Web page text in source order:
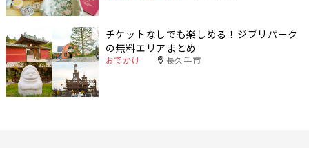
チケットなしでも楽しめる！ジブリパーク
の無料エリアまとめ
おでかけ 長久手市